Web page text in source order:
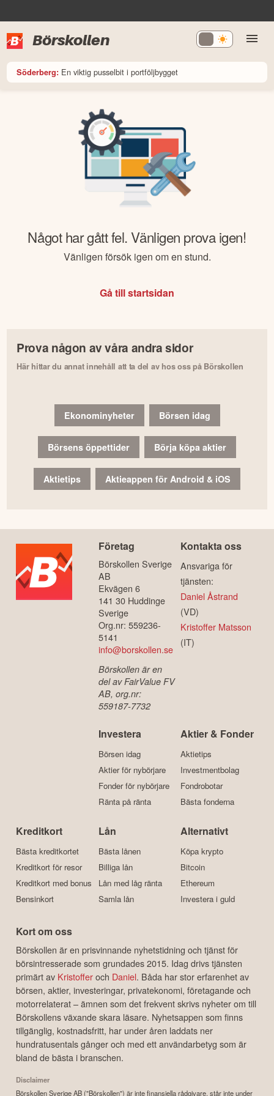
Börskollen
Söderberg: En viktig pusselbit i portföljbygget
Något har gått fel. Vänligen prova igen!
Vänligen försök igen om en stund.
Gå till startsidan
Prova någon av våra andra sidor
Här hittar du annat innehåll att ta del av hos oss på Börskollen
Ekonominyheter Börsen idag
Börsens öppettider Börja köpa aktier
Aktietips Aktieappen för Android & iOS
Företag
Börskollen Sverige
AB
Ekvägen 6
141 30 Huddinge
Sverige
Org.nr: 559236-
5141
info@borskollen.se
Börskollen är en
del av FairValue FV
AB, org.nr:
559187-7732
Kontakta oss
Ansvariga för
tjänsten:
Daniel Åstrand
(VD)
Kristoffer Matsson
(IT)
Investera
Börsen idag
Aktier för nybörjare
Fonder för nybörjare
Ränta på ränta
Aktier & Fonder
Aktietips
Investmentbolag
Fondrobotar
Bästa fonderna
Kreditkort
Bästa kreditkortet
Kreditkort för resor
Kreditkort med bonus
Bensinkort
Lån
Bästa lånen
Billiga lån
Lån med låg ränta
Samla lån
Alternativt
Köpa krypto
Bitcoin
Ethereum
Investera i guld
Kort om oss
Börskollen är en prisvinnande nyhetstidning och tjänst för
börsintresserade som grundades 2015. Idag drivs tjänsten
primärt av Kristofferoch Daniel. Båda har stor erfarenhet av
börsen, aktier, investeringar, privatekonomi, företagande och
motorrelaterat – ämnen som det frekvent skrivs nyheter om till
Börskollens växande skara läsare. Nyhetsappen som finns
tillgänglig, kostnadsfritt, har under åren laddats ner
hundratusentals gånger och med ett användarbetyg som är
bland de bästa i branschen.
Disclaimer
Börskollen Sverige AB ("Börskollen") är inte finansiella rådgivare, står inte under